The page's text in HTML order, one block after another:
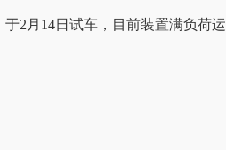
2月14日试车，目前装置满负荷运